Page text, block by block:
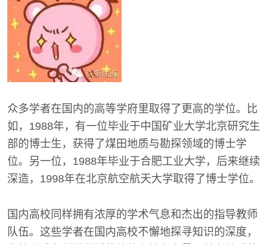
众多学者在国内的高等学府里取得了更高的学位。比
如，1988年，有一位毕业于中国矿业大学北京研究生
部的博士生，获得了煤田地质与勘探领域的博士学
位。另一位，1988年毕业于合肥工业大学，后来继续
深造，1998年在北京航空航天大学取得了博士学位。
国内高校同样拥有浓厚的学术气息和杰出的指导教师
队伍。这些学者在国内高校不懈地探寻知识的深度，